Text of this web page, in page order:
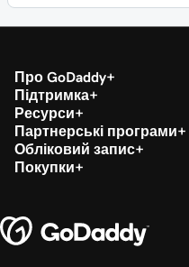
Про GoDaddy
Підтримка
Ресурси
Партнерські програми
Обліковий запис
Покупки